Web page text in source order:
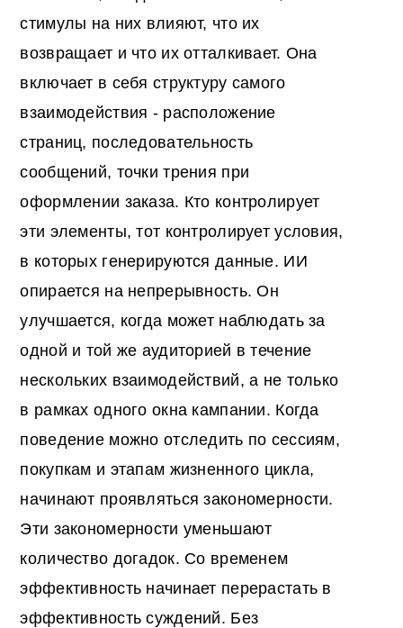
стимулы на них влияют, что их
возвращает и что их отталкивает. Она
включает в себя структуру самого
взаимодействия - расположение
страниц, последовательность
сообщений, точки трения при
оформлении заказа. Кто контролирует
эти элементы, тот контролирует условия,
в которых генерируются данные. ИИ
опирается на непрерывность. Он
улучшается, когда может наблюдать за
одной и той же аудиторией в течение
нескольких взаимодействий, а не только
в рамках одного окна кампании. Когда
поведение можно отследить по сессиям,
покупкам и этапам жизненного цикла,
начинают проявляться закономерности.
Эти закономерности уменьшают
количество догадок. Со временем
эффективность начинает перерастать в
эффективность суждений. Без